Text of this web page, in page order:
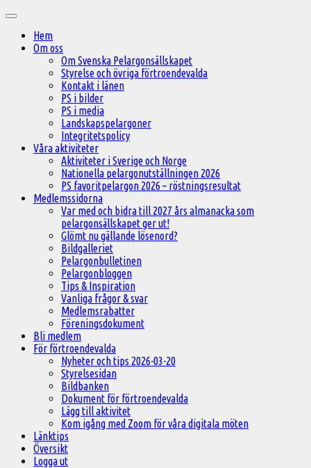
innehåll
Huvudmeny
Hem
Om oss
Om Svenska Pelargonsällskapet
Styrelse och övriga förtroendevalda
Kontakt i länen
PS i bilder
PS i media
Landskapspelargoner
Integritetspolicy
Våra aktiviteter
Aktiviteter i Sverige och Norge
Nationella pelargonutställningen 2026
PS favoritpelargon 2026 – röstningsresultat
Medlemssidorna
Var med och bidra till 2027 års almanacka som
pelargonsällskapet ger ut!
Glömt nu gällande lösenord?
Bildgalleriet
Pelargonbulletinen
Pelargonbloggen
Tips & Inspiration
Vanliga frågor & svar
Medlemsrabatter
Föreningsdokument
Bli medlem
För förtroendevalda
Nyheter och tips 2026-03-20
Styrelsesidan
Bildbanken
Dokument för förtroendevalda
Lägg till aktivitet
Kom igång med Zoom för våra digitala möten
Länktips
Översikt
Logga ut